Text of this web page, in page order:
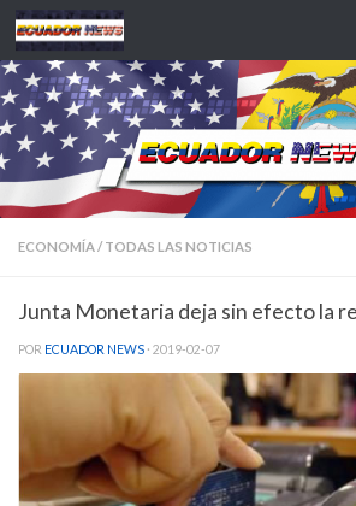
Saltar al contenido
ECONOMÍA/ TODAS LAS NOTICIAS
Junta Monetaria deja sin efecto la
POR ECUADOR NEWS · 2019-02-07